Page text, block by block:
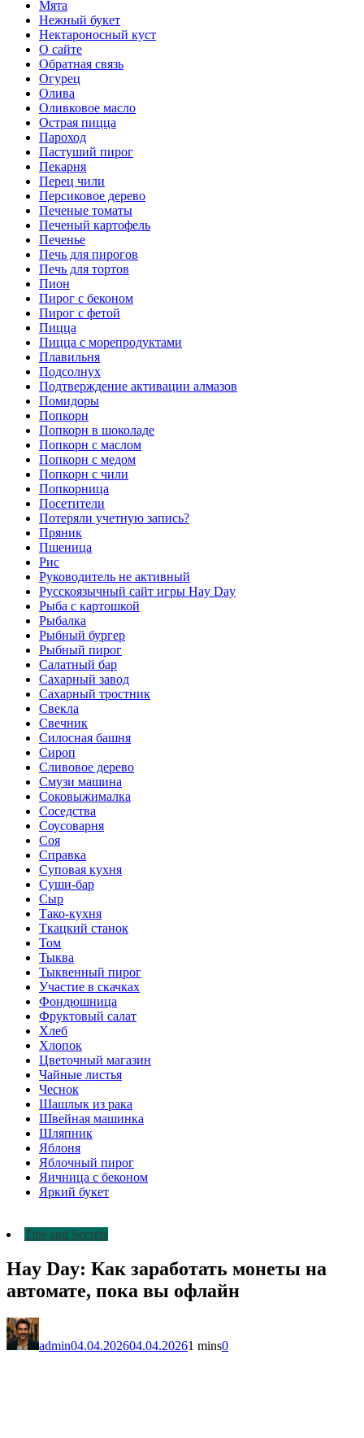
Мята
Нежный букет
Нектароносный куст
О сайте
Обратная связь
Огурец
Олива
Оливковое масло
Острая пицца
Пароход
Пастуший пирог
Пекарня
Перец чили
Персиковое дерево
Печеные томаты
Печеный картофель
Печенье
Печь для пирогов
Печь для тортов
Пион
Пирог с беконом
Пирог с фетой
Пицца
Пицца с морепродуктами
Плавильня
Подсолнух
Подтверждение активации алмазов
Помидоры
Попкорн
Попкорн в шоколаде
Попкорн с маслом
Попкорн с медом
Попкорн с чили
Попкорница
Посетители
Потеряли учетную запись?
Пряник
Пшеница
Рис
Руководитель не активный
Русскоязычный сайт игры Hay Day
Рыба с картошкой
Рыбалка
Рыбный бургер
Рыбный пирог
Салатный бар
Сахарный завод
Сахарный тростник
Свекла
Свечник
Силосная башня
Сироп
Сливовое дерево
Смузи машина
Соковыжималка
Соседства
Соусоварня
Соя
Справка
Суповая кухня
Суши-бар
Сыр
Тако-кухня
Ткацкий станок
Том
Тыква
Тыквенный пирог
Участие в скачках
Фондюшница
Фруктовый салат
Хлеб
Хлопок
Цветочный магазин
Чайные листья
Чеснок
Шашлык из рака
Швейная машинка
Шляпник
Яблоня
Яблочный пирог
Яичница с беконом
Яркий букет
Tips and Secrets
Hay Day: Как заработать монеты на
автомате, пока вы офлайн
admin04.04.202604.04.20261 mins0